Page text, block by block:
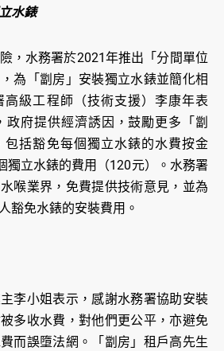
水錶
，水務署於2021年推出「分間單位
為「劏房」安裝獨立水錶並簡化相
高級工程師（技術支援）李康年表
政府提供經濟誘因，鼓勵更多「劏
包括豁免每個獨立水錶的水費按金
獨立水錶的費用（120元）。水務署
喉業界，免費提供技術意見，並為
豁免水錶的安裝費用。
李小姐表示，感謝水務署協助安裝
多收水費，對他們更公平，亦避免
而誤墮法網。「劏房」租戶高先生